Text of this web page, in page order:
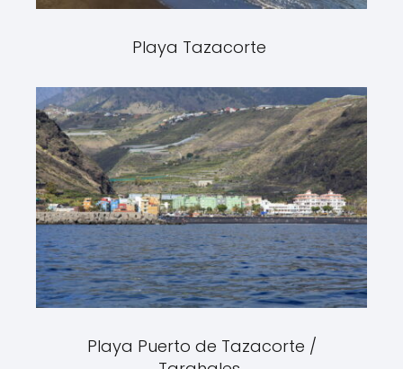
Playa Tazacorte
Playa Puerto de Tazacorte /